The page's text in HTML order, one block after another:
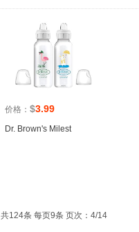
价格： $3.99
Dr. Brown's Milest
共124条 每页9条 页次：4/14